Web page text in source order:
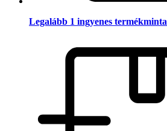
Legalább 1 ingyenes termékminta